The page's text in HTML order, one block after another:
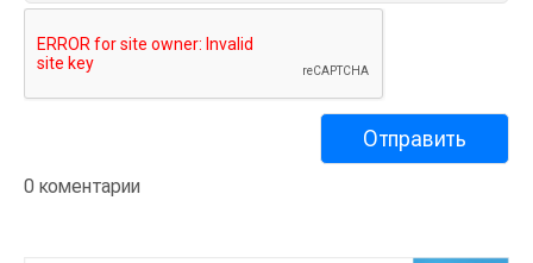
0 коментарии